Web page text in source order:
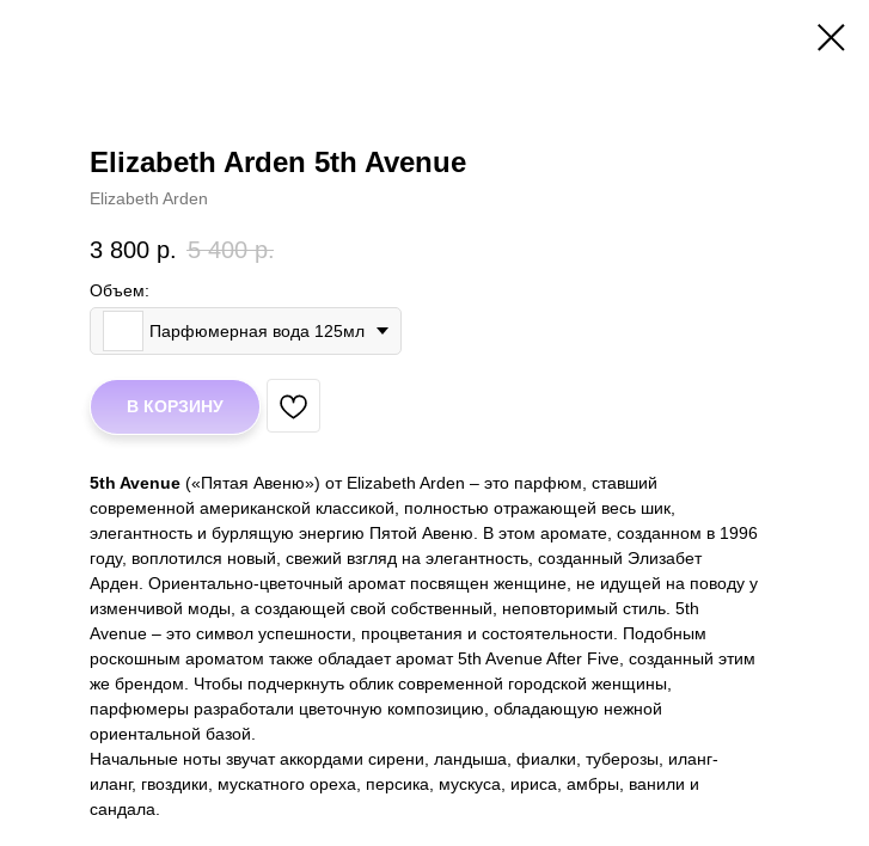
Elizabeth Arden 5th Avenue
Elizabeth Arden
3 800 р. 5 400 р.
Объем:
Парфюмерная вода 125мл
В КОРЗИНУ
5th Avenue («Пятая Авеню») от Elizabeth Arden – это парфюм, ставший
современной американской классикой, полностью отражающей весь шик,
элегантность и бурлящую энергию Пятой Авеню. В этом аромате, созданном в 1996
году, воплотился новый, свежий взгляд на элегантность, созданный Элизабет
Арден. Ориентально-цветочный аромат посвящен женщине, не идущей на поводу у
изменчивой моды, а создающей свой собственный, неповторимый стиль. 5th
Avenue – это символ успешности, процветания и состоятельности. Подобным
роскошным ароматом также обладает аромат 5th Avenue After Five, созданный этим
же брендом. Чтобы подчеркнуть облик современной городской женщины,
парфюмеры разработали цветочную композицию, обладающую нежной
ориентальной базой.
Начальные ноты звучат аккордами сирени, ландыша, фиалки, туберозы, иланг-
иланг, гвоздики, мускатного ореха, персика, мускуса, ириса, амбры, ванили и
сандала.